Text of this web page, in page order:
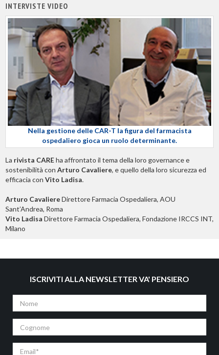
INTERVISTE VIDEO
Nella gestione delle CAR-T la figura del farmacista
ospedaliero gioca un ruolo determinante.
La rivista CAREha affrontato il tema della loro governance e
sostenibilità con Arturo Cavaliere, e quello della loro sicurezza ed
efficacia con Vito Ladisa.
Arturo CavaliereDirettore Farmacia Ospedaliera, AOU
Sant’Andrea, Roma
Vito Ladisa Direttore Farmacia Ospedaliera, Fondazione IRCCS INT,
Milano
ISCRIVITI ALLA NEWSLETTER VA' PENSIERO